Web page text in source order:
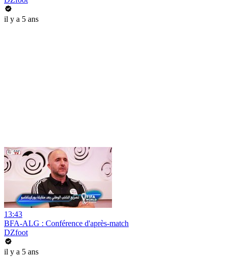
il y a 5 ans
13:43
BFA-ALG : Conférence d'après-match
DZfoot
il y a 5 ans